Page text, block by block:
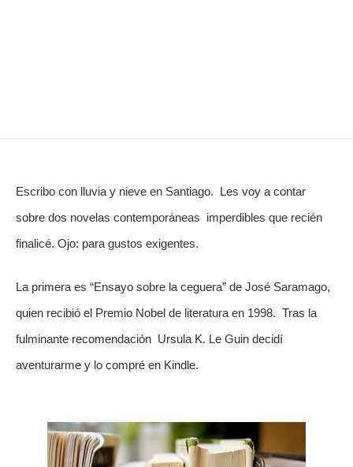
Escribo con lluvia y nieve en Santiago.  Les voy a contar
sobre dos novelas contemporáneas  imperdibles que recién
finalicé. Ojo: para gustos exigentes.
La primera es “Ensayo sobre la ceguera” de José Saramago,
quien recibió el Premio Nobel de literatura en 1998.  Tras la
fulminante recomendación  Ursula K. Le Guin decidí
aventurarme y lo compré en Kindle.